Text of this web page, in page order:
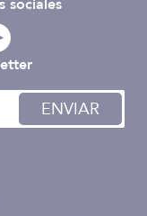
ENVIAR
sociales